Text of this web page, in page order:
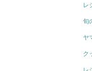
レ
旬
ヤ
ク